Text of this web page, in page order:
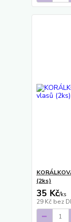
(2ks)
35 Kč/ks
29 Kč bez